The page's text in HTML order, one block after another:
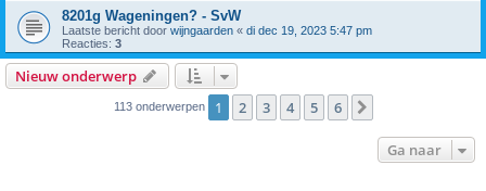
8201g Wageningen? - SvW
Laatste bericht door wijngaarden « di dec 19, 2023 5:47 pm
Reacties: 3
Nieuw onderwerp
113 onderwerpen 1 2 3 4 5 6
Ga naar